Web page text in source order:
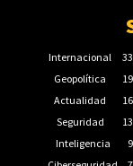
Internacional
Geopolítica
Actualidad
Seguridad
Inteligencia